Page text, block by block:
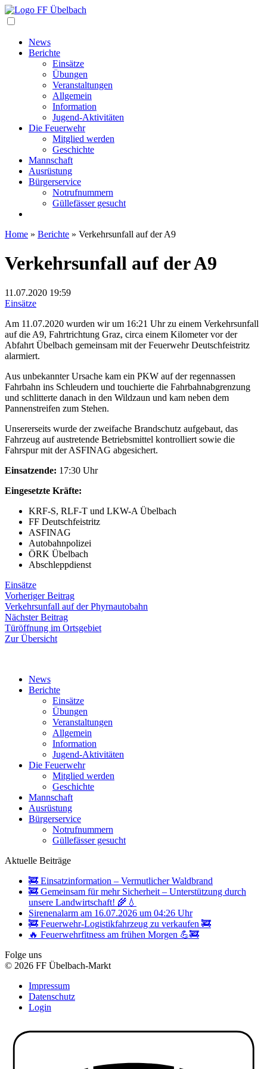
News
Berichte
Einsätze
Übungen
Veranstaltungen
Allgemein
Information
Jugend-Aktivitäten
Die Feuerwehr
Mitglied werden
Geschichte
Mannschaft
Ausrüstung
Bürgerservice
Notrufnummern
Güllefässer gesucht
Home » Berichte » Verkehrsunfall auf der A9
Verkehrsunfall auf der A9
11.07.2020 19:59
Einsätze
Am 11.07.2020 wurden wir um 16:21 Uhr zu einem Verkehrsunfall
auf die A9, Fahrtrichtung Graz, circa einem Kilometer vor der
Abfahrt Übelbach gemeinsam mit der Feuerwehr Deutschfeistritz
alarmiert.
Aus unbekannter Ursache kam ein PKW auf der regennassen
Fahrbahn ins Schleudern und touchierte die Fahrbahnabgrenzung
und schlitterte danach in den Wildzaun und kam neben dem
Pannenstreifen zum Stehen.
Unsererseits wurde der zweifache Brandschutz aufgebaut, das
Fahrzeug auf austretende Betriebsmittel kontrolliert sowie die
Fahrspur mit der ASFINAG abgesichert.
Einsatzende: 17:30 Uhr
Eingesetzte Kräfte:
KRF-S, RLF-T und LKW-A Übelbach
FF Deutschfeistritz
ASFINAG
Autobahnpolizei
ÖRK Übelbach
Abschleppdienst
Einsätze
Beitragsnavigation
Vorheriger BeitragVorheriger
Beitrag:
Verkehrsunfall auf der Phyrnautobahn
Nächster BeitragNächster
Beitrag:
Türöffnung im Ortsgebiet
Zur Übersicht
News
Berichte
Einsätze
Übungen
Veranstaltungen
Allgemein
Information
Jugend-Aktivitäten
Die Feuerwehr
Mitglied werden
Geschichte
Mannschaft
Ausrüstung
Bürgerservice
Notrufnummern
Güllefässer gesucht
Aktuelle Beiträge
🚒 Einsatzinformation – Vermutlicher Waldbrand
🚒 Gemeinsam für mehr Sicherheit – Unterstützung durch
unsere Landwirtschaft! 🌾💧
Sirenenalarm am 16.07.2026 um 04:26 Uhr
🚒 Feuerwehr-Logistikfahrzeug zu verkaufen 🚒
🔥 Feuerwehrfitness am frühen Morgen 💪🚒
Folge uns
© 2026 FF Übelbach-Markt
Impressum
Datenschutz
Login